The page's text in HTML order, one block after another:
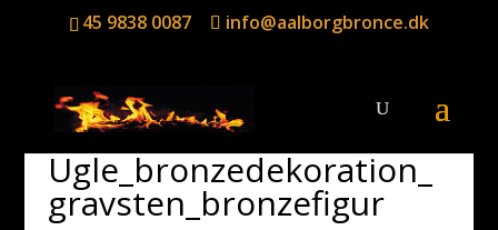
45 9838 0087 info@aalborgbronce.dk
Ugle_bronzedekoration_
gravsten_bronzefigur